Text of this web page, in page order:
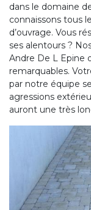
dans le domaine
connaissons tous
d’ouvrage. Vous
ses alentours ?
Andre De L Epine
remarquables.
par notre équipe
agressions
auront une très